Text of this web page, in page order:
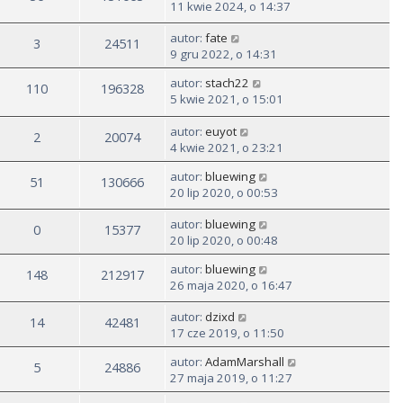
11 kwie 2024, o 14:37
3 24511 autor: fate
9 gru 2022, o 14:31
110 196328 autor: stach22
5 kwie 2021, o 15:01
2 20074 autor: euyot
4 kwie 2021, o 23:21
51 130666 autor: bluewing
20 lip 2020, o 00:53
0 15377 autor: bluewing
20 lip 2020, o 00:48
148 212917 autor: bluewing
26 maja 2020, o 16:47
14 42481 autor: dzixd
17 cze 2019, o 11:50
5 24886 autor: AdamMarshall
27 maja 2019, o 11:27